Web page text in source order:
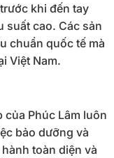
khi đến tay
suất cao. Các sản
chuẩn quốc tế mà
Việt Nam.
Phúc Lâm luôn
bảo dưỡng và
toàn diện và